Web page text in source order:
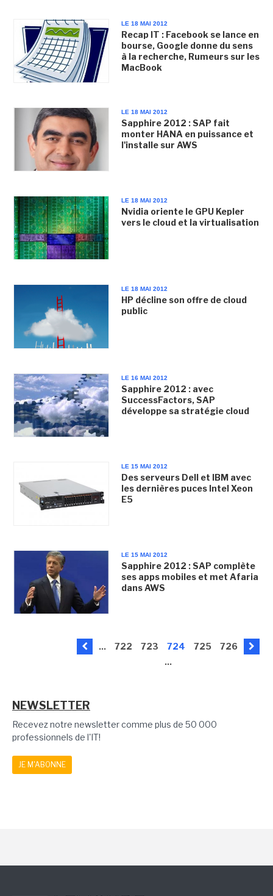
LE 18 MAI 2012
Recap IT : Facebook se lance en
bourse, Google donne du sens
à la recherche, Rumeurs sur les
MacBook
LE 18 MAI 2012
Sapphire 2012 : SAP fait
monter HANA en puissance et
l'installe sur AWS
LE 18 MAI 2012
Nvidia oriente le GPU Kepler
vers le cloud et la virtualisation
LE 18 MAI 2012
HP décline son offre de cloud
public
LE 16 MAI 2012
Sapphire 2012 : avec
SuccessFactors, SAP
développe sa stratégie cloud
LE 15 MAI 2012
Des serveurs Dell et IBM avec
les dernières puces Intel Xeon
E5
LE 15 MAI 2012
Sapphire 2012 : SAP complète
ses apps mobiles et met Afaria
dans AWS
... 722 723 724 725
726
...
NEWSLETTER
Recevez notre newsletter comme plus de 50 000
professionnels de l'IT!
JE M'ABONNE